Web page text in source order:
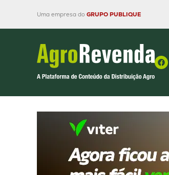
Uma empresa do GRUPO PUBLIQUE